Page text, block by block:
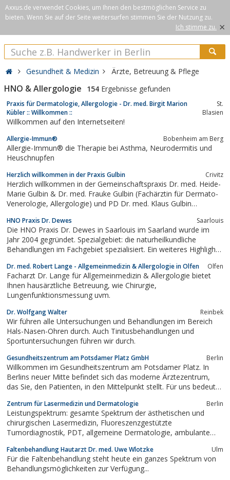
Axxus.de verwendet Cookies, um Ihnen den bestmöglichen Service zu
bieten. Wenn Sie auf der Seite weitersurfen stimmen Sie der Nutzung zu.
Ich stimme zu. ×
Gesundheit & Medizin Ärzte, Betreuung & Pflege
HNO & Allergologie 154 Ergebnisse gefunden
Praxis für Dermatologie, Allergologie - Dr. med. Birgit Marion
Kübler :: Willkommen ::
St.
Blasien
Willkommen auf den Internetseiten!
Allergie-Immun® Bobenheim am Berg
Allergie-Immun® die Therapie bei Asthma, Neurodermitis und
Heuschnupfen
Herzlich willkommen in der Praxis Gulbin Crivitz
Herzlich willkommen in der Gemeinschaftspraxis Dr. med. Heide-
Marie Gulbin & Dr. med. Frauke Gulbin (Fachärztin für Dermato-
Venerologie, Allergologie) und PD Dr. med. Klaus Gulbin
Informationen zu unserer Praxis in Crivitz: Angefangen vom
Leistungs- und...
HNO Praxis Dr. Dewes Saarlouis
Die HNO Praxis Dr. Dewes in Saarlouis im Saarland wurde im
Jahr 2004 gegründet. Spezialgebiet: die naturheilkundliche
Behandlungen im Fachgebiet spezialisiert. Ein weiteres Highlight
Nase.
Dr. med. Robert Lange - Allgemeinmedizin & Allergologie in Olfen Olfen
Facharzt Dr. Lange für Allgemeinmedizin & Allergologie bietet
Ihnen hausärztliche Betreuung, wie Chirurgie,
Lungenfunktionsmessung uvm.
Dr. Wolfgang Walter Reinbek
Wir führen alle Untersuchungen und Behandlungen im Bereich
Hals-Nasen-Ohren durch. Auch Tinitusbehandlungen und
Sportuntersuchungen führen wir durch.
Gesundheitszentrum am Potsdamer Platz GmbH Berlin
Willkommen im Gesundheitszentrum am Potsdamer Platz. In
Berlins neuer Mitte befindet sich das moderne Ärztezentrum,
das Sie, den Patienten, in den Mittelpunkt stellt. Für uns bedeutet
medizinisch betreut und können Service und Komfort erwarten.#
Medizin &...
Zentrum für Lasermedizin und Dermatologie Berlin
Leistungspektrum: gesamte Spektrum der ästhetischen und
chirurgischen Lasermedizin, Fluoreszenzgestützte
Tumordiagnostik, PDT, allgemeine Dermatologie, ambulante
Faltenbehandlung Hautarzt Dr. med. Uwe Wlotzke Ulm
Für die Faltenbehandlung steht heute ein ganzes Spektrum von
Behandlungsmöglichkeiten zur Verfügung...